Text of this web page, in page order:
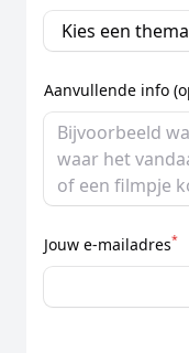
Aanvullende info
Jouw e-mailadres*